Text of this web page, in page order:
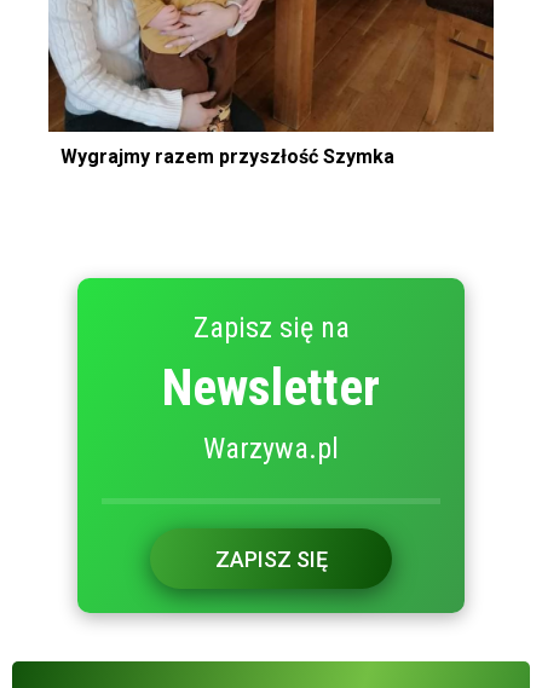
Wygrajmy razem przyszłość Szymka
Zapisz się na
Newsletter
Warzywa.pl
ZAPISZ SIĘ